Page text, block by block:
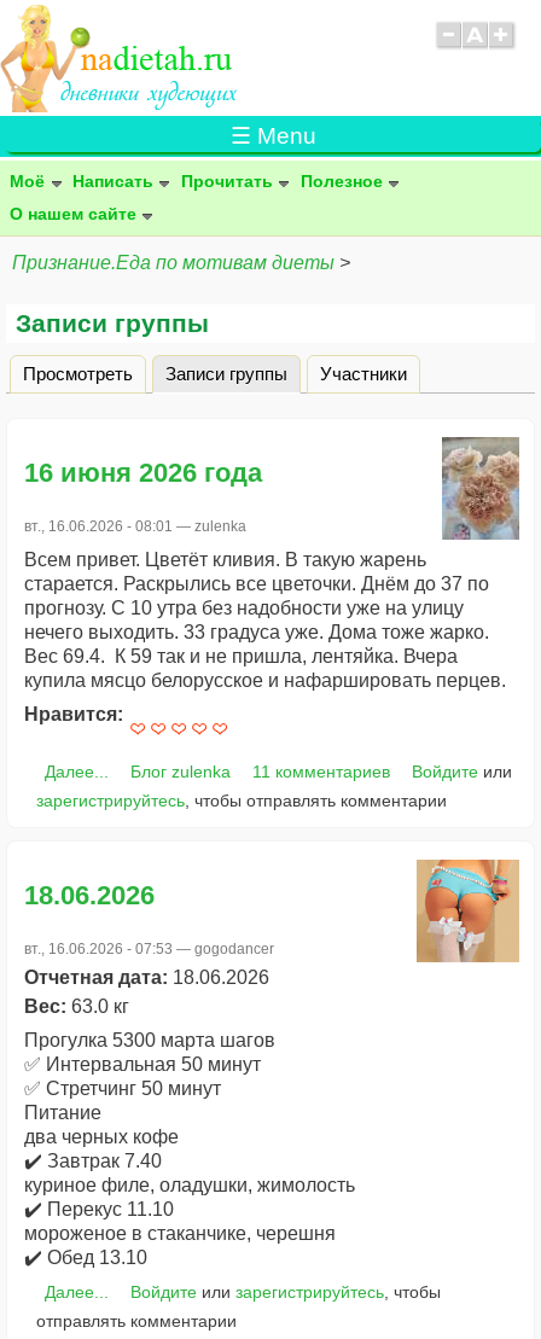
☰ Menu
Моё Написать Прочитать
Полезное
О нашем сайте
Признание.Еда по мотивам диеты >
Записи группы
Главные вкладки
Просмотреть Записи группы (активная вкладка)
Участники
16 июня 2026 года
вт., 16.06.2026 - 08:01 — zulenka
Всем привет. Цветёт кливия. В такую жарень
старается. Раскрылись все цветочки. Днём до 37 по
прогнозу. С 10 утра без надобности уже на улицу
нечего выходить. 33 градуса уже. Дома тоже жарко.
Вес 69.4. К 59 так и не пришла, лентяйка. Вчера
купила мясцо белорусское и нафаршировать перцев.
Нравится:
Далее... Блог zulenka 11 комментариев Войдитеили
зарегистрируйтесь , чтобы отправлять комментарии
18.06.2026
вт., 16.06.2026 - 07:53 — gogodancer
Отчетная дата: 18.06.2026
Вес: 63.0 кг
Прогулка 5300 марта шагов
✅ Интервальная 50 минут
✅ Стретчинг 50 минут
Питание
два черных кофе
✔️ Завтрак 7.40
куриное филе, оладушки, жимолость
✔️ Перекус 11.10
мороженое в стаканчике, черешня
✔️ Обед 13.10
Далее... Войдитеили зарегистрируйтесь, чтобы
отправлять комментарии